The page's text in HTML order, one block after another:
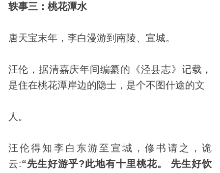
轶事三：桃花潭水
唐天宝末年，李白漫游到南陵、宣城。
汪伦，据清嘉庆年间编纂的《泾县志》记载，
是住在桃花潭岸边的隐士，是个不图什途的文
人。
汪伦得知李白东游至宣城，修书请之，诡
云:“先生好游乎?此地有十里桃花。 先生好饮